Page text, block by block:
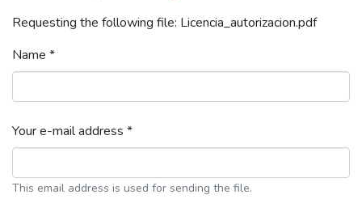
Requesting the following file: Licencia_autorizacion.pdf
Name *
Your e-mail address *
This email address is used for sending the file.